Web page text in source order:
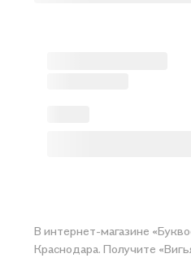
В интернет-магазине «Буквоед» есть книга «Вигьян
Краснодара. Получите